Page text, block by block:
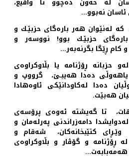
ئاسان نه‌بوو…
‌له‌نێوان هه‌ر باره‌گای حزبێـك و
حزبێـك بوو! نووسه‌ر و
كام ڕێگا بگرنه‌به‌ر…
حزبانه‌ ڕۆژنامه‌ یا بڵاوكراوه‌ی
ده‌دا هه‌یبـێ، گرووپ و
ده‌دا له‌كاودانێكی ئاوه‌هادا
هه‌بێت.
تا گه‌یشته‌ ئه‌وه‌ی پرۆسه‌ی
دامه‌زراندنی په‌رله‌مان و
كتێبخانه‌كان، شه‌قام و
ڕۆژنامه ‌و گۆڤار و بڵاوكراوه‌ی